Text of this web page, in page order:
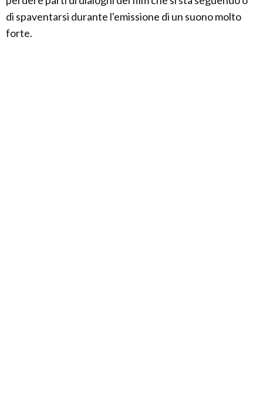
di spaventarsi durante l'emissione di un suono molto
forte.